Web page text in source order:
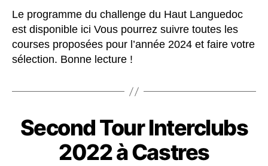
Le programme du challenge du Haut Languedoc
est disponible ici Vous pourrez suivre toutes les
courses proposées pour l’année 2024 et faire votre
sélection. Bonne lecture !
Second Tour Interclubs
2022 à Castres